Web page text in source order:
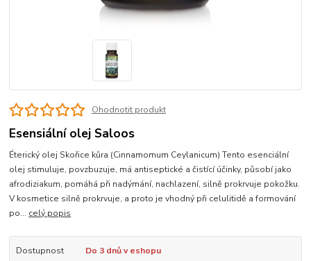
Ohodnotit produkt
Esensiální olej Saloos
Éterický olej Skořice kůra (Cinnamomum Ceylanicum) Tento esenciální
olej stimuluje, povzbuzuje, má antiseptické a čistící účinky, působí jako
afrodiziakum, pomáhá při nadýmání, nachlazení, silně prokrvuje pokožku.
V kosmetice silně prokrvuje, a proto je vhodný při celulitidě a formování
po... celý popis
Dostupnost Do 3 dnů v eshopu